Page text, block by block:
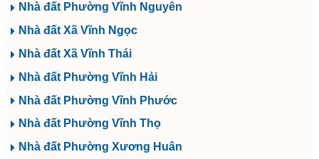
Nhà đất Phường Vĩnh Nguyên
Nhà đất Xã Vĩnh Ngọc
Nhà đất Xã Vĩnh Thái
Nhà đất Phường Vĩnh Hải
Nhà đất Phường Vĩnh Phước
Nhà đất Phường Vĩnh Thọ
Nhà đất Phường Xương Huân